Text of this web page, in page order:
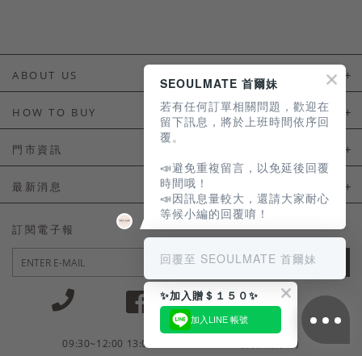
ABOUT US
HOW TO BUY
如何購買
會員常見問題
訂單常見問題
商品售後服務
電子發票
門市資訊
門市資訊
最新消息
LINE官方會員活動
訂閱電子報
JOIN
09:30~12:00 13:00~18:30 / Mon - Fri(例假日除外)
✨加入贈＄１５０✨
加入LINE 帳號
SEOULMATE 首爾妹
若有任何訂單相關問題，歡迎在
留下訊息，將於上班時間依序回
覆。
📣避免重複留言，以免延後回覆
時間哦！
📣因訊息量較大，還請大家耐心
等候小編的回覆唷！
回覆至 SEOULMATE 首爾妹